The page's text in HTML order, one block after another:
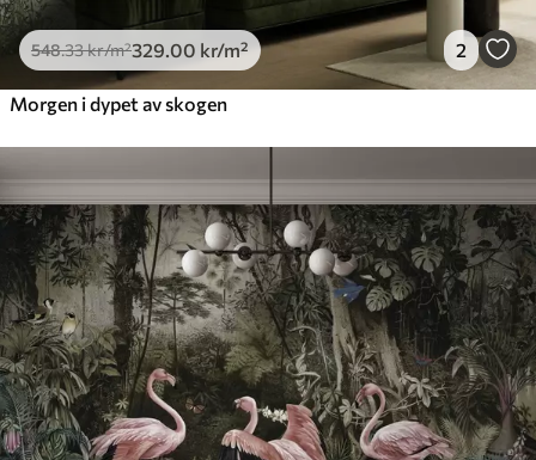
548.33kr/m²329 .00 kr/m² 2
Morgen i dypet av skogen